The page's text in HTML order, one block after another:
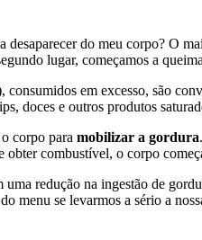
desaparecer do meu corpo? O
lugar, começamos a
em excesso, são
doces e outros produtos
corpo para mobilizar a gordura
combustível, o corpo
redução na ingestão de
menu se levarmos a sério a